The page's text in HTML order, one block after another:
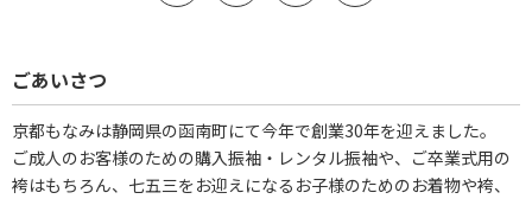
ごあいさつ
京都もなみは静岡県の函南町にて今年で創業30年を迎えました。
ご成人のお客様のための購入振袖・レンタル振袖や、ご卒業式用の
袴はもちろん、七五三をお迎えになるお子様のためのお着物や袴、